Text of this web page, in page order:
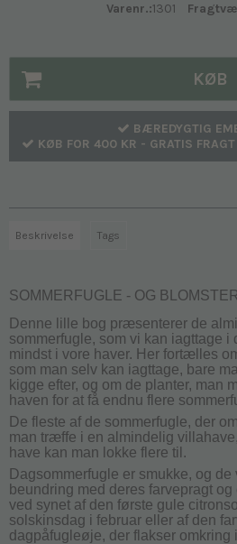
Varenr.:1301
KØB
BÆREDYGTIG
KØB FOR 400 KR - GRATIS FRAGT
Beskrivelse Tags
SOMMERFUGLE - OG BLOMSTER
Denne lille bog præsenterer de
sommerfugle, som vi kan iagttage i
mindst i vore haver. Her fortælles
som man selv kan iagttage, bare
kigge efter, og om de planter, man
haven for at få endnu flere
De fleste af de sommerfugle, der
man træffe i en almindelig
have kan man lokke flere til.
Dagsommerfugle er smukke, og
beundring med deres farvepragt
ved synet af den første gule
solskinsdag i februar eller af den
dagpåfugleøje, der flakser omkring